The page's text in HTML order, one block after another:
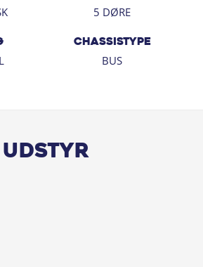
5 DØRE
CHASSISTYPE
BUS
Udstyr